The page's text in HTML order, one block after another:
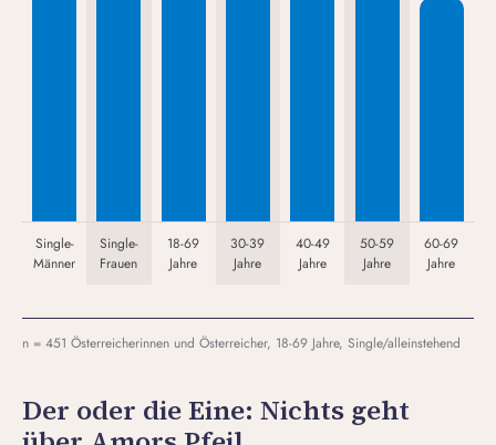
Single-
Männer
Single-
Frauen
18-69
Jahre
30-39
Jahre
40-49
Jahre
50-59
Jahre
60-69
Jahre
n = 451 Österreicherinnen und Österreicher, 18-69 Jahre, Single/alleinstehend
Der oder die Eine: Nichts geht